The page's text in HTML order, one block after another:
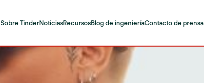
Sobre TinderNoticiasRecursosBlog de ingenieríaContacto de prensa